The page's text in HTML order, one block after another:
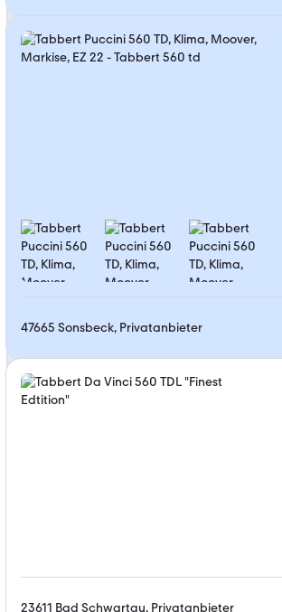
47665 Sonsbeck, Privatanbieter
23611 Bad Schwartau, Privatanbieter